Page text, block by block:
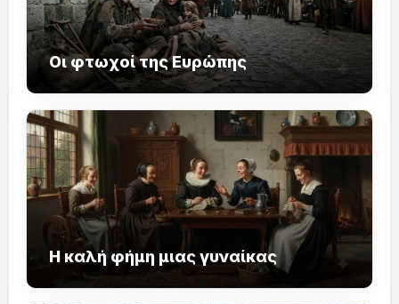
Οι φτωχοί της Ευρώπης
Η καλή φήμη μιας γυναίκας